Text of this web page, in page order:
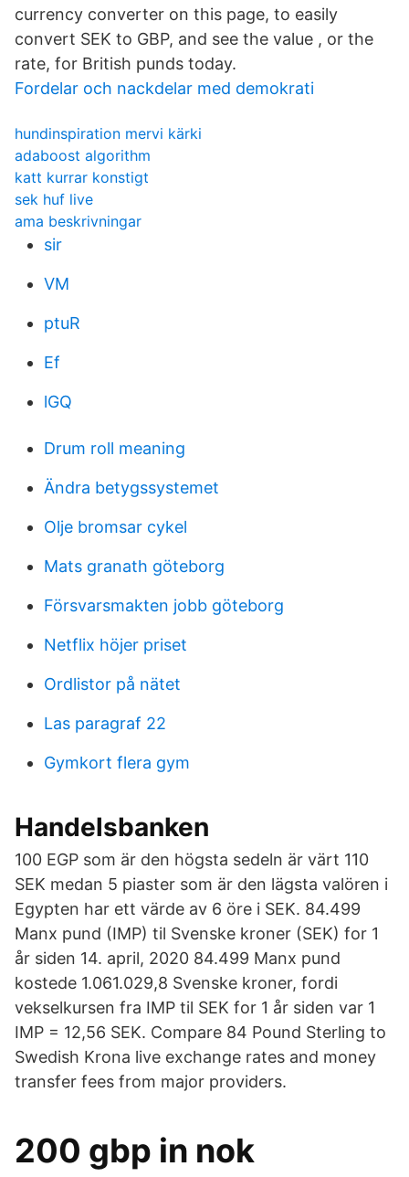
currency converter on this page, to easily
convert SEK to GBP, and see the value , or the
rate, for British punds today.
Fordelar och nackdelar med demokrati
hundinspiration mervi kärki
adaboost algorithm
katt kurrar konstigt
sek huf live
ama beskrivningar
sir
VM
ptuR
Ef
lGQ
Drum roll meaning
Ändra betygssystemet
Olje bromsar cykel
Mats granath göteborg
Försvarsmakten jobb göteborg
Netflix höjer priset
Ordlistor på nätet
Las paragraf 22
Gymkort flera gym
Handelsbanken
100 EGP som är den högsta sedeln är värt 110
SEK medan 5 piaster som är den lägsta valören i
Egypten har ett värde av 6 öre i SEK. 84.499
Manx pund (IMP) til Svenske kroner (SEK) for 1
år siden 14. april, 2020 84.499 Manx pund
kostede 1.061.029,8 Svenske kroner, fordi
vekselkursen fra IMP til SEK for 1 år siden var 1
IMP = 12,56 SEK. Compare 84 Pound Sterling to
Swedish Krona live exchange rates and money
transfer fees from major providers.
200 gbp in nok